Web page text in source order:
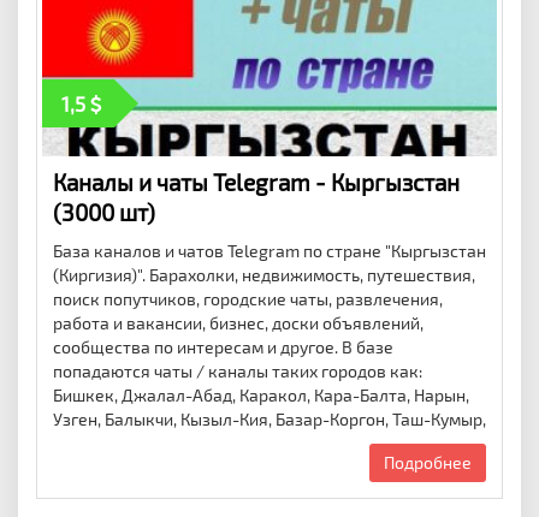
1,5
Каналы и чаты Telegram - Кыргызстан
(3000 шт)
База каналов и чатов Telegram по стране "Кыргызстан
(Киргизия)". Барахолки, недвижимость, путешествия,
поиск попутчиков, городские чаты, развлечения,
работа и вакансии, бизнес, доски объявлений,
сообщества по интересам и другое. В базе
попадаются чаты / каналы таких городов как:
Бишкек, Джалал-Абад, Каракол, Кара-Балта, Нарын,
Узген, Балыкчи, Кызыл-Кия, Базар-Коргон, Таш-Кумыр,
Подробнее